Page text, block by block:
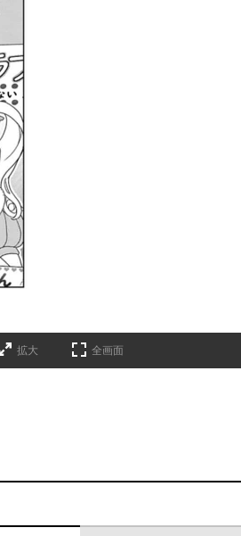
拡大 全画面